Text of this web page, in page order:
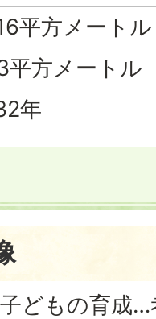
平方メートル
平方メートル
年
どもの育成…